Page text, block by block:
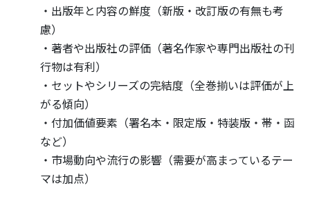
・出版年と内容の鮮度（新版・改訂版の有無も考
慮）
・著者や出版社の評価（著名作家や専門出版社の刊
行物は有利）
・セットやシリーズの完結度（全巻揃いは評価が上
がる傾向）
・付加価値要素（署名本・限定版・特装版・帯・函
など）
・市場動向や流行の影響（需要が高まっているテー
マは加点）